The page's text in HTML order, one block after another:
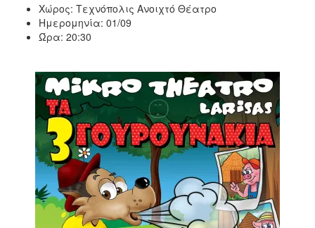
Χώρος: Τεχνόπολις Ανοιχτό Θέατρο
Ημερομηνία: 01/09
Ώρα: 20:30